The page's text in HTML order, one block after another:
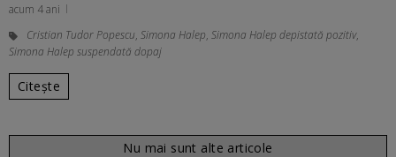
acum 4 ani
Cristian Tudor Popescu, Simona Halep, Simona Halep depistată pozitiv,
Simona Halep suspendată dopaj
Citește
Nu mai sunt alte articole